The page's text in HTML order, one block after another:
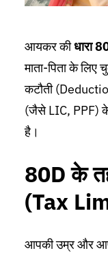
आयकर कीधारा
माता-पिता के लिए
कटौती
(जैसे LIC, PPF)
है।
80D के
(Tax
आपकी उम्र और